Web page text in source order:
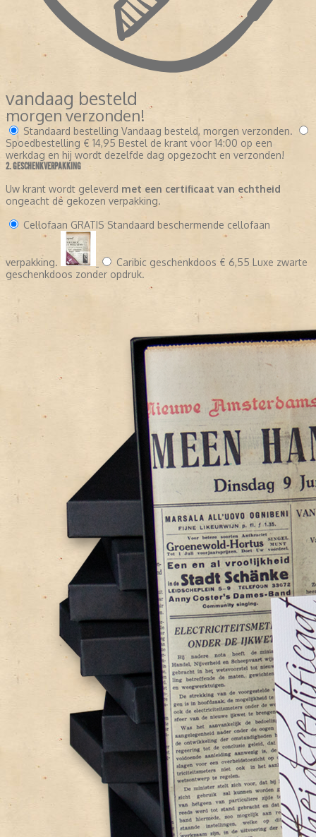
vandaag besteld
morgen verzonden!
Standaard bestelling Vandaag besteld, morgen verzonden.
Spoedbestelling € 14,95 Bestel de krant voor 14:00 op een
werkdag en hij wordt dezelfde dag opgezocht en verzonden!
2. GESCHENKVERPAKKING
Uw krant wordt geleverd met een certificaat van echtheid
ongeacht de gekozen verpakking.
Cellofaan GRATIS Standaard beschermende cellofaan
verpakking. Caribic geschenkdoos € 6,55 Luxe zwarte
geschenkdoos zonder opdruk.